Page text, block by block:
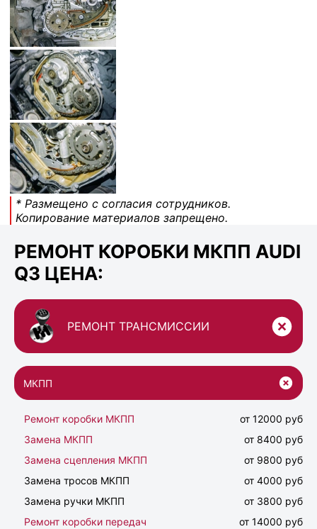
* Размещено с согласия сотрудников.
Копирование материалов запрещено.
РЕМОНТ КОРОБКИ МКПП AUDI
Q3 ЦЕНА:
РЕМОНТ ТРАНСМИССИИ
МКПП
Ремонт коробки МКПП
от 12000 руб
Замена МКПП
от 8400 руб
Замена сцепления МКПП
от 9800 руб
Замена тросов МКПП
от 4000 руб
Замена ручки МКПП
от 3800 руб
Ремонт коробки передач
от 14000 руб